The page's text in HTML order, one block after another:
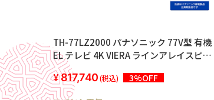
TH-77LZ2000 パナソニック 77V型 有機
EL テレビ 4K VIERA ラインアレイスピー
カー搭載 360立体音響サウンドシステム
+ 転倒防止スタンド 2022年モデル
817,740(税込) 3%OFF